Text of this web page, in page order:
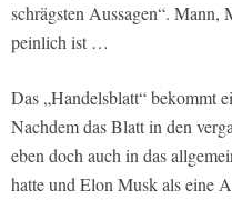
schrägsten Aussagen“. Mann,
peinlich ist …
Das „Handelsblatt“ bekommt
Nachdem das Blatt in den
eben doch auch in das
hatte und Elon Musk als eine